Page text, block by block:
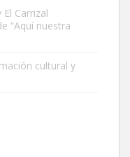
Pastor alemán,
Carrizal
“Aquí nuestra
cultural y